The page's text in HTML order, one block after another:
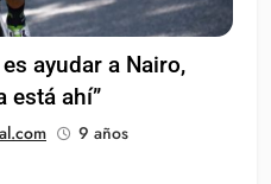
ayudar a Nairo,
está ahí”
9 años